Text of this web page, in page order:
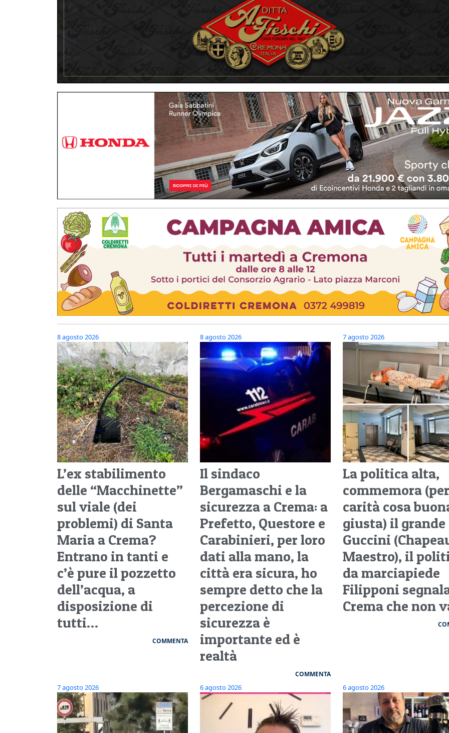
8 agosto 2026
L’ex stabilimento
delle “Macchinette”
sul viale (dei
problemi) di Santa
Maria a Crema?
Entrano in tanti e
c’è pure il pozzetto
dell’acqua, a
disposizione di
tutti…
COMMENTA
8 agosto 2026
Il sindaco
Bergamaschi e la
sicurezza a Crema: a
Prefetto, Questore e
Carabinieri, per loro
dati alla mano, la
città era sicura, ho
sempre detto che la
percezione di
sicurezza è
importante ed è
realtà
COMMENTA
7 agosto 2026
La politica alta,
commemora (per
carità cosa
giusta) il grande
Guccini
Maestro), il
da marciapiede
Filipponi
Crema che non
7 agosto 2026 6 agosto 2026 6 agosto 2026